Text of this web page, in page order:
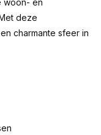
woon- en
deze
charmante sfeer in